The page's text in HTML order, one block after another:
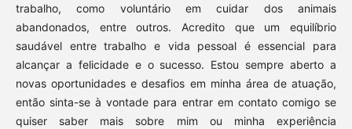
trabalho, como voluntário em cuidar dos animais
abandonados, entre outros. Acredito que um equilíbrio
saudável entre trabalho e vida pessoal é essencial para
alcançar a felicidade e o sucesso. Estou sempre aberto a
novas oportunidades e desafios em minha área de atuação,
então sinta-se à vontade para entrar em contato comigo se
quiser saber mais sobre mim ou minha experiência